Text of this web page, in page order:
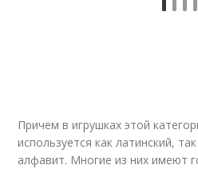
Причем в игрушках этой
используется как латинский,
алфавит. Многие из них имеют